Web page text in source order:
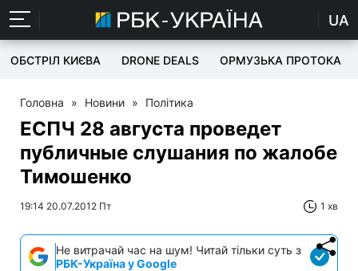
UA
ОБСТРІЛ КИЄВА DRONE DEALS ОРМУЗЬКА ПРОТОКА
Головна » Новини » Політика
ЕСПЧ 28 августа проведет
публичные слушания по жалобе
Тимошенко
19:14 20.07.2012 Пт 1 хв
Не витрачай час на шум! Читай тільки суть з
РБК-Україна у Google